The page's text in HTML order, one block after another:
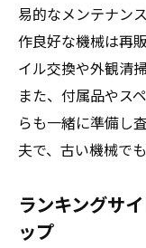
易的なメンテナン
作良好な機械は再
イル交換や外観清
また、付属品やス
らも一緒に準備し
夫で、古い機械で
ランキングサ
ップ